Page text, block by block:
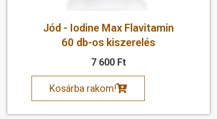
Jód - Iodine Max Flavitamin
60 db-os kiszerelés
7 600 Ft
Kosárba rakom!